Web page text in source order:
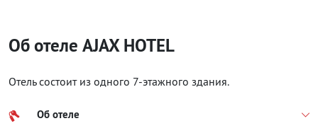
Об отеле AJAX HOTEL
Отель состоит из одного 7-этажного здания.
Об отеле